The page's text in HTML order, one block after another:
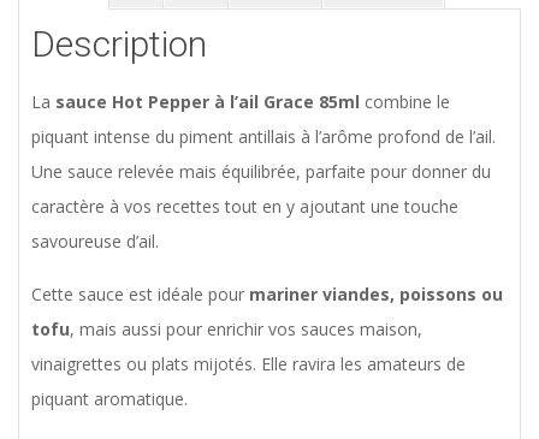
Description
La sauce Hot Pepper à l’ail Grace 85ml combine le
piquant intense du piment antillais à l’arôme profond de l’ail.
Une sauce relevée mais équilibrée, parfaite pour donner du
caractère à vos recettes tout en y ajoutant une touche
savoureuse d’ail.
Cette sauce est idéale pour mariner viandes, poissons ou
tofu, mais aussi pour enrichir vos sauces maison,
vinaigrettes ou plats mijotés. Elle ravira les amateurs de
piquant aromatique.